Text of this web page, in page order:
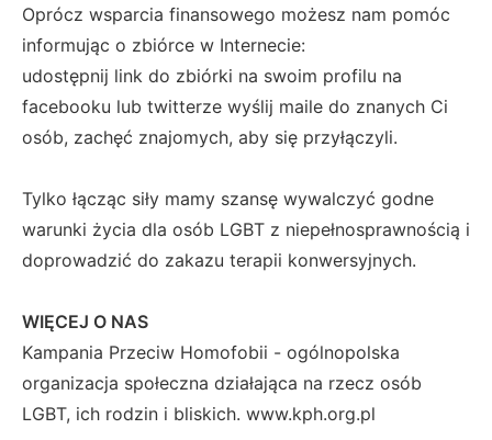
Oprócz wsparcia finansowego możesz nam pomóc
informując o zbiórce w Internecie:
udostępnij link do zbiórki na swoim profilu na
facebooku lub twitterze wyślij maile do znanych Ci
osób, zachęć znajomych, aby się przyłączyli.
Tylko łącząc siły mamy szansę wywalczyć godne
warunki życia dla osób LGBT z niepełnosprawnością i
doprowadzić do zakazu terapii konwersyjnych.
WIĘCEJ O NAS
Kampania Przeciw Homofobii - ogólnopolska
organizacja społeczna działająca na rzecz osób
LGBT, ich rodzin i bliskich. www.kph.org.pl